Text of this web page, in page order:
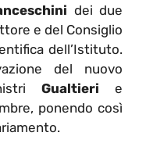
dei due
e del Consiglio
dell’Istituto.
del nuovo
Gualtieri e
ponendo così